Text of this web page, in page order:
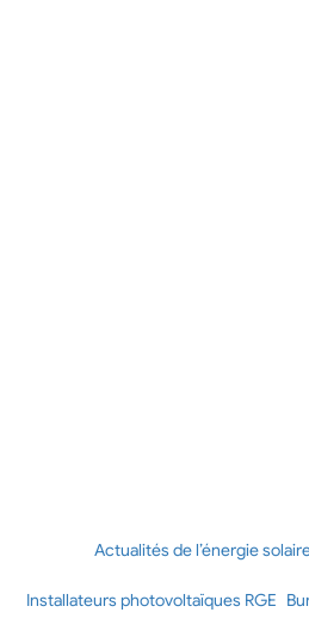
Actualités de l’énergie
Installateurs photovoltaïques RGE